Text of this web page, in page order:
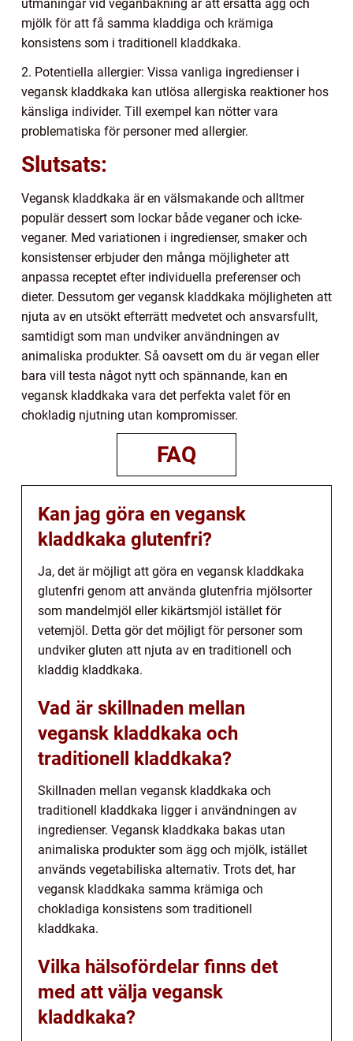
utmaningar vid veganbakning är att ersätta ägg och
mjölk för att få samma kladdiga och krämiga
konsistens som i traditionell kladdkaka.
2. Potentiella allergier: Vissa vanliga ingredienser i
vegansk kladdkaka kan utlösa allergiska reaktioner hos
känsliga individer. Till exempel kan nötter vara
problematiska för personer med allergier.
Slutsats:
Vegansk kladdkaka är en välsmakande och alltmer
populär dessert som lockar både veganer och icke-
veganer. Med variationen i ingredienser, smaker och
konsistenser erbjuder den många möjligheter att
anpassa receptet efter individuella preferenser och
dieter. Dessutom ger vegansk kladdkaka möjligheten att
njuta av en utsökt efterrätt medvetet och ansvarsfullt,
samtidigt som man undviker användningen av
animaliska produkter. Så oavsett om du är vegan eller
bara vill testa något nytt och spännande, kan en
vegansk kladdkaka vara det perfekta valet för en
chokladig njutning utan kompromisser.
FAQ
Kan jag göra en vegansk
kladdkaka glutenfri?
Ja, det är möjligt att göra en vegansk kladdkaka
glutenfri genom att använda glutenfria mjölsorter
som mandelmjöl eller kikärtsmjöl istället för
vetemjöl. Detta gör det möjligt för personer som
undviker gluten att njuta av en traditionell och
kladdig kladdkaka.
Vad är skillnaden mellan
vegansk kladdkaka och
traditionell kladdkaka?
Skillnaden mellan vegansk kladdkaka och
traditionell kladdkaka ligger i användningen av
ingredienser. Vegansk kladdkaka bakas utan
animaliska produkter som ägg och mjölk, istället
används vegetabiliska alternativ. Trots det, har
vegansk kladdkaka samma krämiga och
chokladiga konsistens som traditionell
kladdkaka.
Vilka hälsofördelar finns det
med att välja vegansk
kladdkaka?